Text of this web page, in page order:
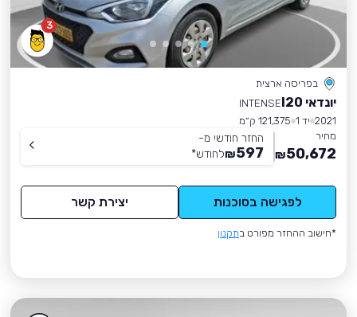
3
בפריסה ארצית
יונדאי I20
INTENSE
2021 יד 1
121,375 ק״מ
מחיר
50,672
₪
החזר חודשי מ-
597
₪לחודש*
לפגישה בסוכנות יצירת קשר
*חישוב ההחזר מפורט בתקנון